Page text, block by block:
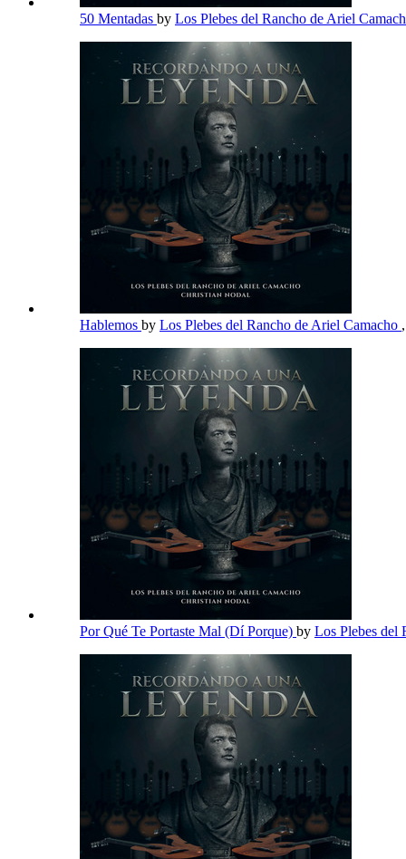
50 Mentadas by Los Plebes del Rancho de Ariel
Hablemos by Los Plebes del Rancho de Ariel Camacho
Por Qué Te Portaste Mal (Dí Porque) by Los Plebes del